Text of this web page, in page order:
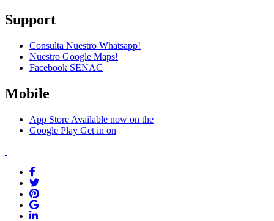
Support
Consulta Nuestro Whatsapp!
Nuestro Google Maps!
Facebook SENAC
Mobile
App Store Available now on the
Google Play Get in on